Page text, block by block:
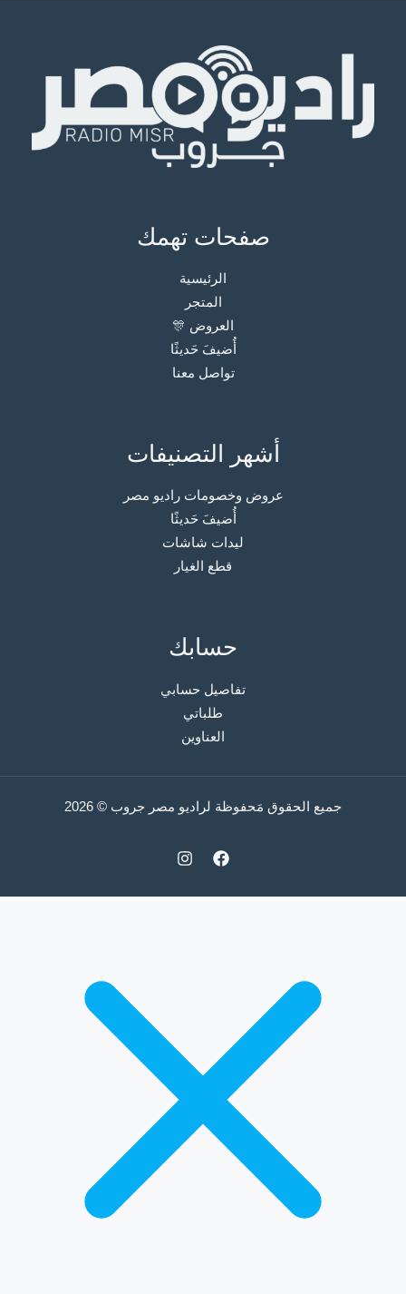
صفحات تهمك
الرئيسية
المتجر
العروض 🎊
أُضيفَ حَديثًا
تواصل معنا
أشهر التصنيفات
عروض وخصومات راديو مصر
أُضيفَ حَديثًا
ليدات شاشات
قطع الغيار
حسابك
تفاصيل حسابي
طلباتي
العناوين
جميع الحقوق مَحفوظة لراديو مصر جروب © 2026